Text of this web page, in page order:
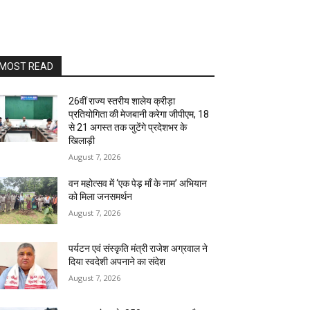
READ
26वीं राज्य स्तरीय शालेय क्रीड़ा
प्रतियोगिता की मेजबानी करेगा जीपीएम, 18
से 21 अगस्त तक जुटेंगे प्रदेशभर के
खिलाड़ी
August 7, 2026
वन महोत्सव में ‘एक पेड़ माँ के नाम’ अभियान
को मिला जनसमर्थन
August 7, 2026
पर्यटन एवं संस्कृति मंत्री राजेश अग्रवाल ने
दिया स्वदेशी अपनाने का संदेश
August 7, 2026